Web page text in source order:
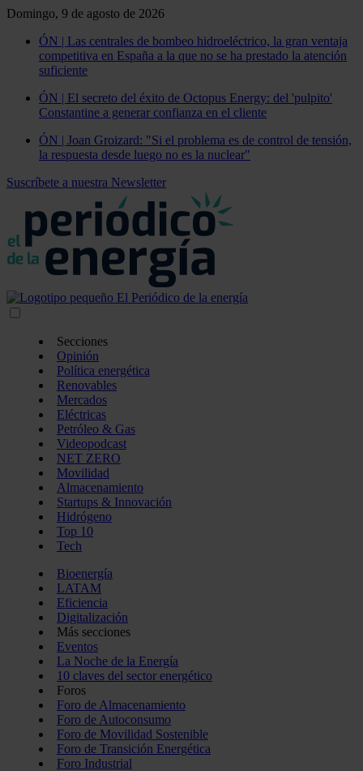
Domingo, 9 de agosto de 2026
ÓN | Las centrales de bombeo hidroeléctrico, la gran ventaja
competitiva en España a la que no se ha prestado la atención
suficiente
ÓN | El secreto del éxito de Octopus Energy: del 'pulpito'
Constantine a generar confianza en el cliente
ÓN | Joan Groizard: "Si el problema es de control de tensión,
la respuesta desde luego no es la nuclear"
Suscríbete a nuestra Newsletter
Secciones
Opinión
Política energética
Renovables
Mercados
Eléctricas
Petróleo & Gas
Videopodcast
NET ZERO
Movilidad
Almacenamiento
Startups & Innovación
Hidrógeno
Top 10
Tech
Bioenergía
LATAM
Eficiencia
Digitalización
Más secciones
Eventos
La Noche de la Energía
10 claves del sector energético
Foros
Foro de Almacenamiento
Foro de Autoconsumo
Foro de Movilidad Sostenible
Foro de Transición Energética
Foro Industrial